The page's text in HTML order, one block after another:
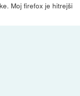
Moj firefox je hitrejši